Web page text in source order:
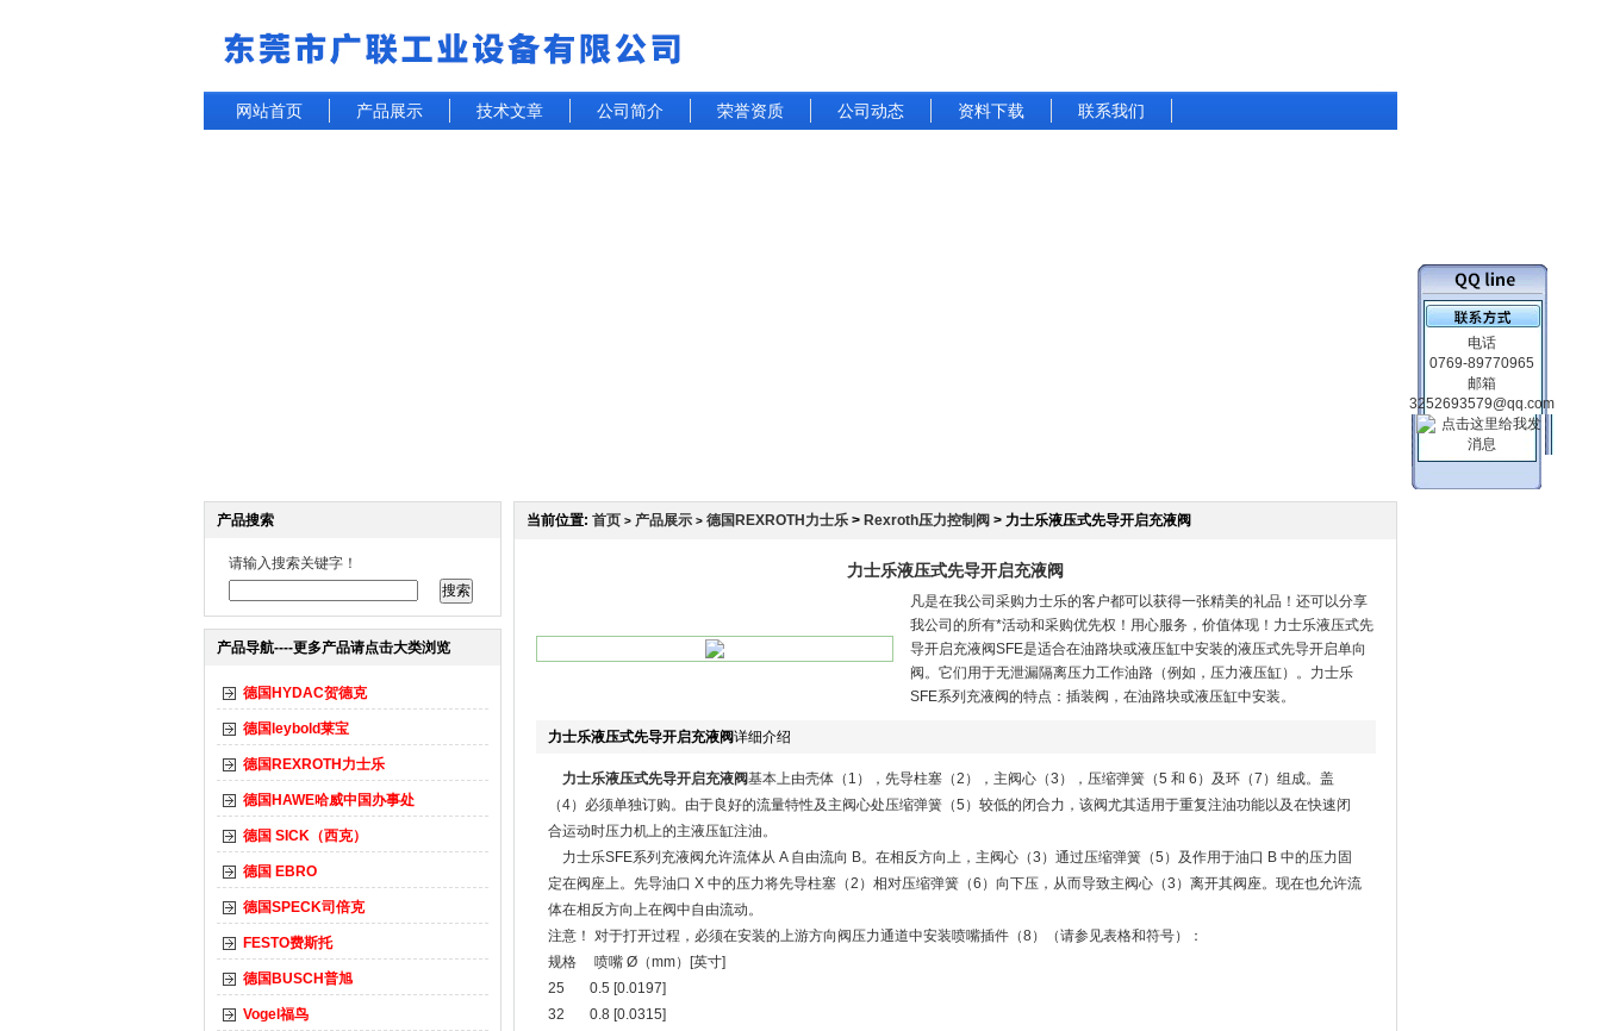
网站首页 产品展示 技术文章 公司简介 荣誉资质 公司动态 资料下载 联系我们
产品搜索
请输入搜索关键字！
产品导航----更多产品请点击大类浏览
德国HYDAC贺德克
德国leybold莱宝
德国REXROTH力士乐
德国HAWE哈威中国办事处
德国 SICK（西克）
德国 EBRO
德国SPECK司倍克
FESTO费斯托
德国BUSCH普旭
Vogel福鸟
当前位置: 首页 > 产品展示 > 德国REXROTH力士乐 > Rexroth压力控制阀 > 力士乐液压式先导开启充液阀
力士乐液压式先导开启充液阀
凡是在我公司采购力士乐的客户都可以获得一张精美的礼品！还可以分享
我公司的所有*活动和采购优先权！用心服务，价值体现！力士乐液压式先
导开启充液阀SFE是适合在油路块或液压缸中安装的液压式先导开启单向
阀。它们用于无泄漏隔离压力工作油路（例如，压力液压缸）。力士乐
SFE系列充液阀的特点：插装阀，在油路块或液压缸中安装。
力士乐液压式先导开启充液阀详细介绍
力士乐液压式先导开启充液阀基本上由壳体（1），先导柱塞（2），主阀心（3），压缩弹簧（5 和 6）及环（7）组成。盖
（4）必须单独订购。由于良好的流量特性及主阀心处压缩弹簧（5）较低的闭合力，该阀尤其适用于重复注油功能以及在快速闭
合运动时压力机上的主液压缸注油。
力士乐SFE系列充液阀允许流体从 A 自由流向 B。在相反方向上，主阀心（3）通过压缩弹簧（5）及作用于油口 B 中的压力固
定在阀座上。先导油口 X 中的压力将先导柱塞（2）相对压缩弹簧（6）向下压，从而导致主阀心（3）离开其阀座。现在也允许流
体在相反方向上在阀中自由流动。
注意！ 对于打开过程，必须在安装的上游方向阀压力通道中安装喷嘴插件（8）（请参见表格和符号）：
规格 喷嘴 Ø（mm）[英寸]
25 0.5 [0.0197]
32 0.8 [0.0315]
电话
0769-89770965
邮箱
3252693579@qq.com